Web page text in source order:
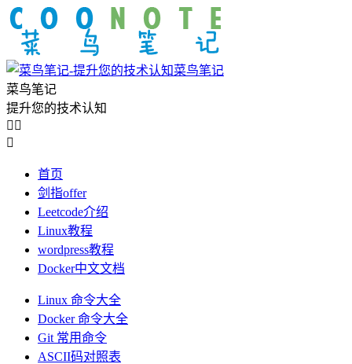
菜鸟笔记
菜鸟笔记
提升您的技术认知
 

首页
剑指offer
Leetcode介绍
Linux教程
wordpress教程
Docker中文文档
Linux 命令大全
Docker 命令大全
Git 常用命令
ASCII码对照表